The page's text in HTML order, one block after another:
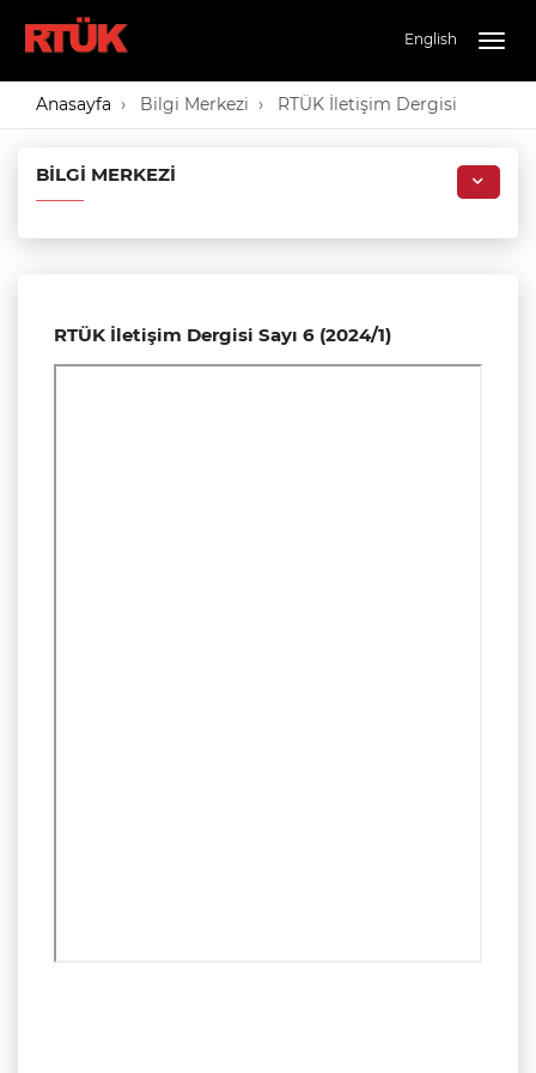
English
Anasayfa Bilgi Merkezi RTÜK İletişim Dergisi
BILGI MERKEZI
RTÜK İletişim Dergisi Sayı 6 (2024/1)